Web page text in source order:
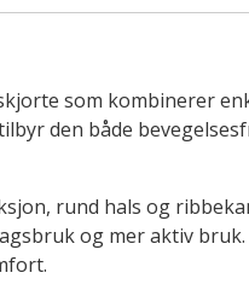
som kombinerer
den både
rund hals og
og mer aktiv bruk.